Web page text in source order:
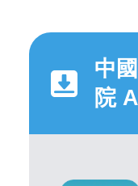
中
院